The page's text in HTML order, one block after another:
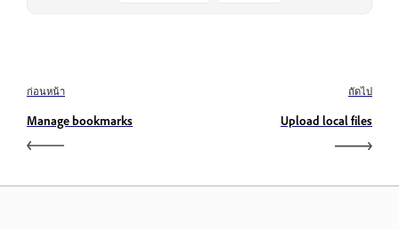
ก่อนหน้า
Manage bookmarks
ถัดไป
Upload local files